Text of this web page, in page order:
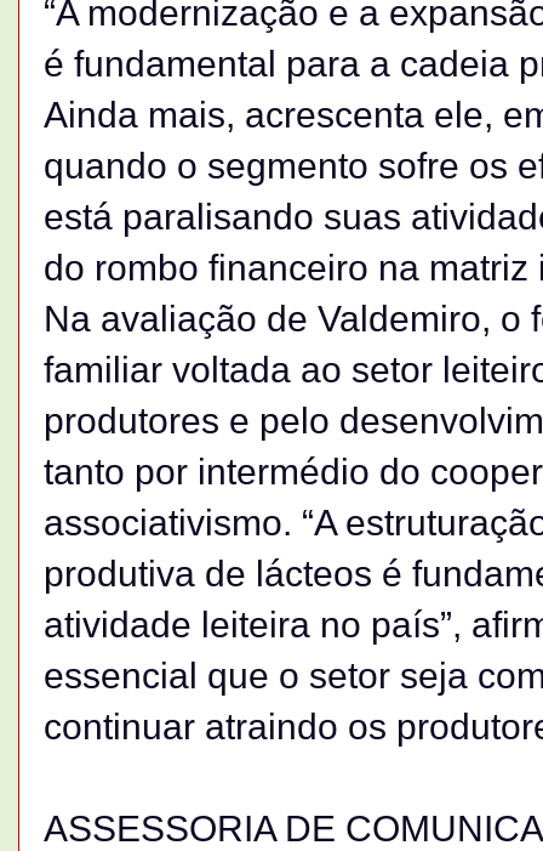
“A modernização e a
é fundamental para a cadeia
Ainda mais, acrescenta ele,
quando o segmento sofre os
está paralisando suas
do rombo financeiro na matriz
Na avaliação de Valdemiro, o
familiar voltada ao setor
produtores e pelo
tanto por intermédio do
associativismo. “A
produtiva de lácteos é
atividade leiteira no país”,
essencial que o setor seja
continuar atraindo os
ASSESSORIA DE